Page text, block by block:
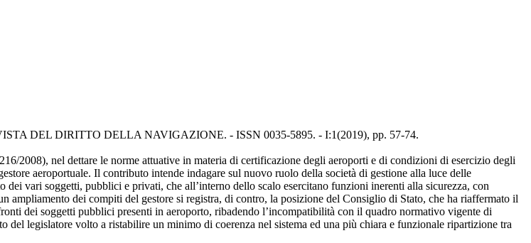
DEL DIRITTO DELLA NAVIGAZIONE. - ISSN 0035-5895. - I:1(2019), pp. 57-74.
2008), nel dettare le norme attuative in materia di certificazione degli aeroporti e di condizioni di esercizio degli
aeroportuale. Il contributo intende indagare sul nuovo ruolo della società di gestione alla luce delle
vari soggetti, pubblici e privati, che all’interno dello scalo esercitano funzioni inerenti alla sicurezza, con
dei compiti del gestore si registra, di contro, la posizione del Consiglio di Stato, che ha riaffermato il
dei soggetti pubblici presenti in aeroporto, ribadendo l’incompatibilità con il quadro normativo vigente di
legislatore volto a ristabilire un minimo di coerenza nel sistema ed una più chiara e funzionale ripartizione tra